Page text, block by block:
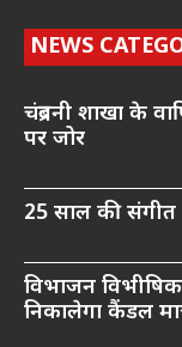
NEWS
चंद्रबनी शाखा के
पर जोर
25 साल की
विभाजन
निकालेगा कैंडल